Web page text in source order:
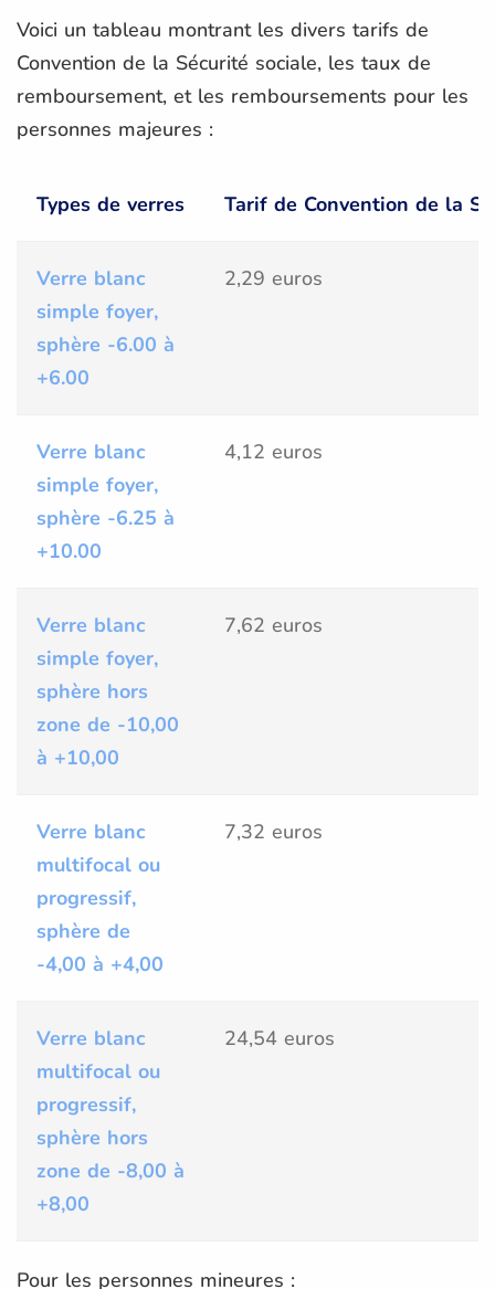
Voici un tableau montrant les divers tarifs de
Convention de la Sécurité sociale, les taux de
remboursement, et les remboursements pour les
personnes majeures :
Types de verres Tarif de Convention de la
Verre blanc
simple foyer,
sphère -6.00 à
+6.00
2,29 euros
Verre blanc
simple foyer,
sphère -6.25 à
+10.00
4,12 euros
Verre blanc
simple foyer,
sphère hors
zone de -10,00
à +10,00
7,62 euros
Verre blanc
multifocal ou
progressif,
sphère de
-4,00 à +4,00
7,32 euros
Verre blanc
multifocal ou
progressif,
sphère hors
zone de -8,00 à
+8,00
24,54 euros
Pour les personnes mineures :